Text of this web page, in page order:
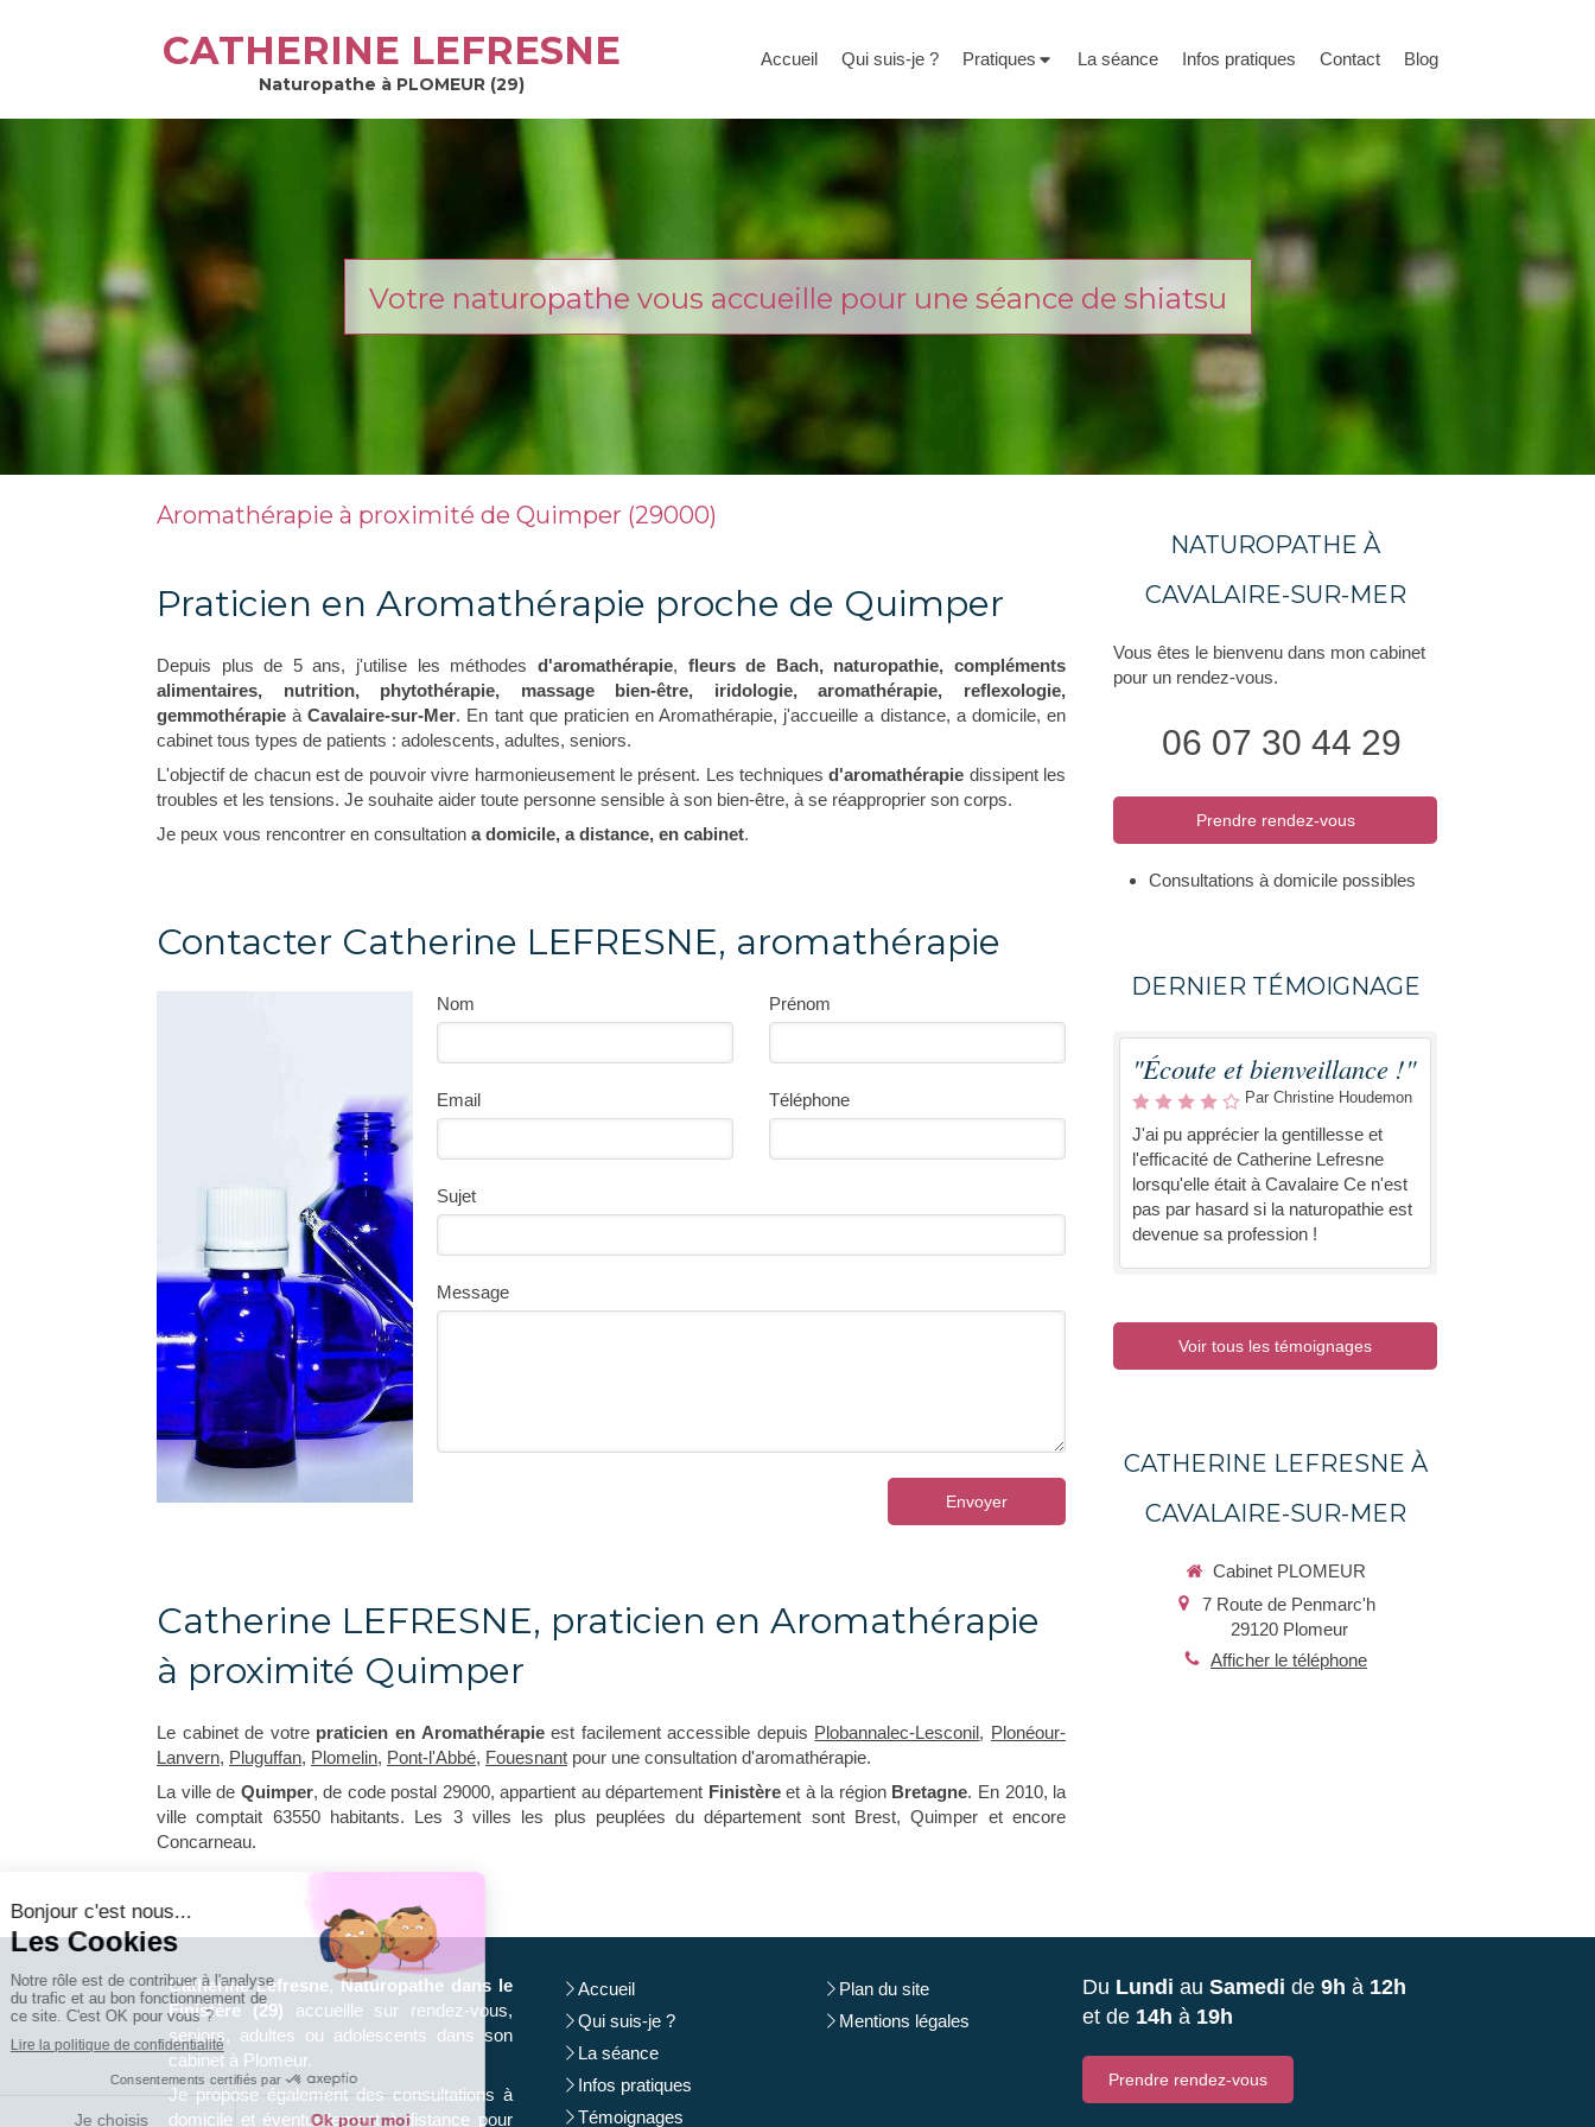
Accueil Qui suis-je ? Pratiques La séance Infos pratiques Contact Blog
CATHERINE LEFRESNE
Naturopathe à PLOMEUR (29)
Votre naturopathe vous accueille pour une séance de shiatsu
Aromathérapie à proximité de Quimper (29000)
Praticien en Aromathérapie proche de Quimper
Depuis plus de 5 ans, j'utilise les méthodes d'aromathérapie, fleurs de Bach, naturopathie, compléments
alimentaires, nutrition, phytothérapie, massage bien-être, iridologie, aromathérapie, reflexologie,
gemmothérapie àCavalaire-sur-Mer. En tant que praticien en Aromathérapie, j'accueille a distance, a domicile, en
cabinet tous types de patients : adolescents, adultes, seniors.
L'objectif de chacun est de pouvoir vivre harmonieusement le présent. Les techniques d'aromathérapie dissipent les
troubles et les tensions. Je souhaite aider toute personne sensible à son bien-être, à se réapproprier son corps.
Je peux vous rencontrer en consultation a domicile, a distance, en cabinet.
Contacter Catherine LEFRESNE, aromathérapie
Nom Prénom
Email Téléphone
Sujet
Message
Envoyer
Catherine LEFRESNE, praticien en Aromathérapie
à proximité Quimper
Le cabinet de votre praticien en Aromathérapieest facilement accessible depuis Plobannalec-Lesconil, Plonéour-
Lanvern, Pluguffan, Plomelin, Pont-l'Abbé, Fouesnant pour une consultation d'aromathérapie.
La ville de Quimper, de code postal 29000, appartient au département Finistèreet à la région Bretagne. En 2010, la
ville comptait 63550 habitants. Les 3 villes les plus peuplées du département sont Brest, Quimper et encore
Concarneau.
NATUROPATHE À
CAVALAIRE-SUR-MER
Vous êtes le bienvenu dans mon cabinet
pour un rendez-vous.
06 07 30 44 29
Prendre rendez-vous
Consultations à domicile possibles
DERNIER TÉMOIGNAGE
"Écoute et bienveillance !"
Par Christine Houdemon
J'ai pu apprécier la gentillesse et
l'efficacité de Catherine Lefresne
lorsqu'elle était à Cavalaire Ce n'est
pas par hasard si la naturopathie est
devenue sa profession !
Voir tous les témoignages
CATHERINE LEFRESNE À
CAVALAIRE-SUR-MER
Cabinet PLOMEUR
7 Route de Penmarc'h
29120 Plomeur
Afficher le téléphone
Catherine Lefresne,Naturopathe dans le
Finistère (29) accueille sur rendez-vous,
seniors, adultes ou adolescents dans son
cabinet à Plomeur.
Je propose également des consultations à
domicile et éventuellement à distance pour
Accueil
Qui suis-je ?
La séance
Infos pratiques
Témoignages
Plan du site
Mentions légales
Du Lundi au Samedi de 9h à 12h
et de 14h à 19h
Prendre rendez-vous